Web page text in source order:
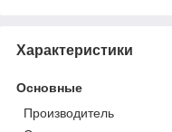
Характеристики
Основные
Производитель